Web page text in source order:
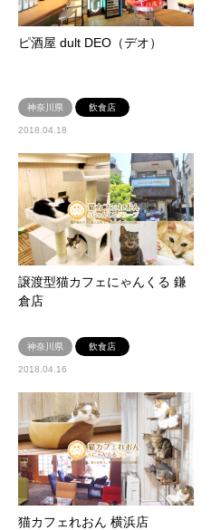
ピ酒屋 dult DEO（デオ）
神奈川県 飲食店
2018.04.18
譲渡型猫カフェにゃんくる 鎌
倉店
神奈川県 飲食店
2018.04.16
猫カフェれおん 横浜店